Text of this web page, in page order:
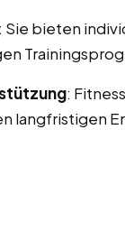
: Sie bieten
:
langfristigen